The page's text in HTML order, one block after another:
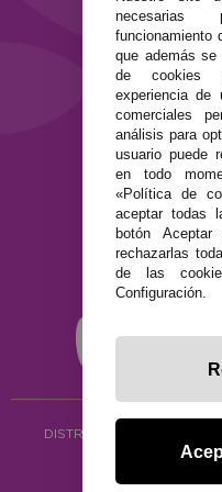
Términos y
DISTRIBUCIÓN
Copyright ©
·Ecocash
funcionamiento
que además
de cookies
experiencia de
comerciales
análisis para
usuario puede
en todo
«Política de
aceptar todas
botón
rechazarlas
de las
Configuración.